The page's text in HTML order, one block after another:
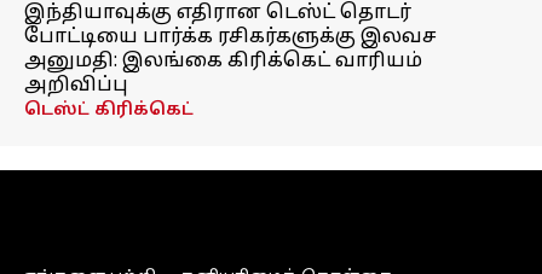
இந்தியாவுக்கு எதிரான டெஸ்ட் தொடர்
போட்டியை பார்க்க ரசிகர்களுக்கு இலவச
அனுமதி: இலங்கை கிரிக்கெட் வாரியம்
அறிவிப்பு
டெஸ்ட் கிரிக்கெட்